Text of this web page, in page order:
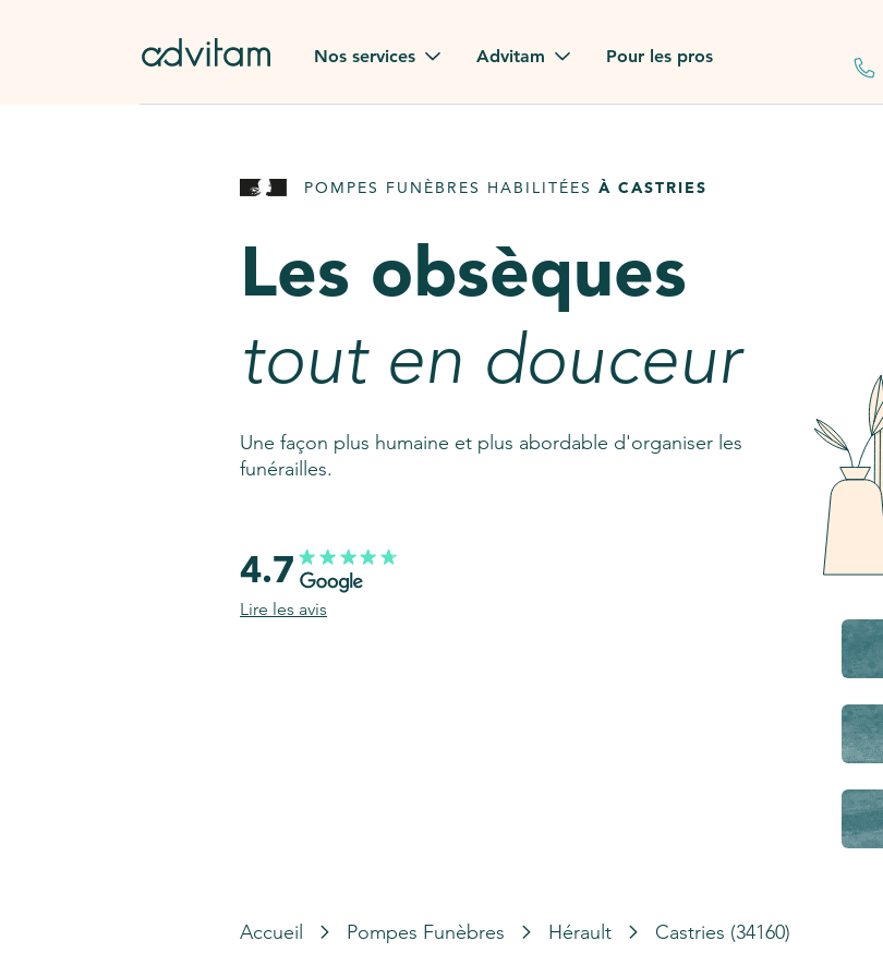
Nos services
Rapatriement à
Pierre tombale
AssistGPT
Nos services en plus
Advitam
Advitam dans la presse
Consultez notre FAQ
Pour les pros
POMPES FUNÈBRES HABILITÉES À CASTRIES
Les obsèques
tout en douceur
Une façon plus humaine et plus abordable d'organiser les
funérailles.
4.7
Lire les avis
Accueil Pompes Funèbres Hérault Castries (34160)